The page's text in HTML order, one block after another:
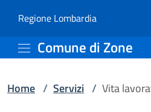
Servizi |
Regione Lombardia(apre in
Comune di Zone
Home / Servizi / Vita